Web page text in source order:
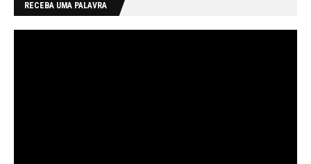
RECEBA UMA PALAVRA